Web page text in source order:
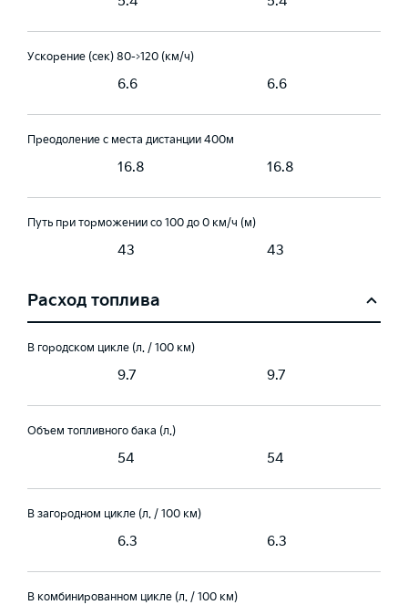
Ускорение (сек) 80->120 (км/ч)
6.6 6.6
Преодоление с места дистанции 400м
16.8 16.8
Путь при торможении со 100 до 0 км/ч (м)
43 43
Расход топлива
В городском цикле (л. / 100 км)
9.7 9.7
Объем топливного бака (л.)
54 54
В загородном цикле (л. / 100 км)
6.3 6.3
В комбинированном цикле (л. / 100 км)